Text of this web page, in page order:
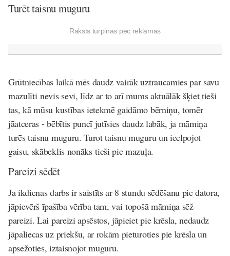
Turēt taisnu muguru
Raksts turpinās pēc reklāmas
Grūtniecības laikā mēs daudz vairāk uztraucamies par savu
mazulīti nevis sevi, līdz ar to arī mums aktuālāk šķiet tieši
tas, kā mūsu kustības ietekmē gaidāmo bērniņu, tomēr
jāatceras - bēbītis puncī jutīsies daudz labāk, ja māmiņa
turēs taisnu muguru. Turot taisnu muguru un ieelpojot
gaisu, skābeklis nonāks tieši pie mazuļa.
Pareizi sēdēt
Ja ikdienas darbs ir saistīts ar 8 stundu sēdēšanu pie datora,
jāpievērš īpašība vērība tam, vai topošā māmiņa sēž
pareizi. Lai pareizi apsēstos, jāpieiet pie krēsla, nedaudz
jāpaliecas uz priekšu, ar rokām pieturoties pie krēsla un
apsēžoties, iztaisnojot muguru.